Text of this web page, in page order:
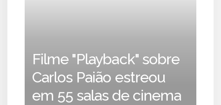
Filme "Playback" sobre
Carlos Paião estreou
em 55 salas de cinema